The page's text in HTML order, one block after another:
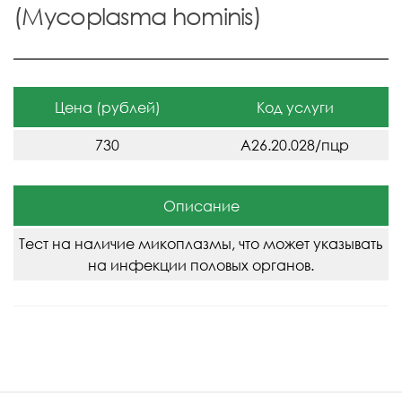
(Mycoplasma hominis)
Цена (рублей) Код услуги
730 A26.20.028/пцр
Описание
Тест на наличие микоплазмы, что может указывать
на инфекции половых органов.